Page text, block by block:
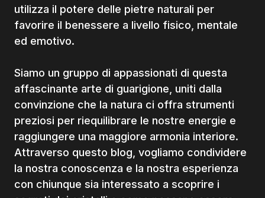
utilizza il potere delle pietre naturali per
favorire il benessere a livello fisico, mentale
ed emotivo.
Siamo un gruppo di appassionati di questa
affascinante arte di guarigione, uniti dalla
convinzione che la natura ci offra strumenti
preziosi per riequilibrare le nostre energie e
raggiungere una maggiore armonia interiore.
Attraverso questo blog, vogliamo condividere
la nostra conoscenza e la nostra esperienza
con chiunque sia interessato a scoprire i